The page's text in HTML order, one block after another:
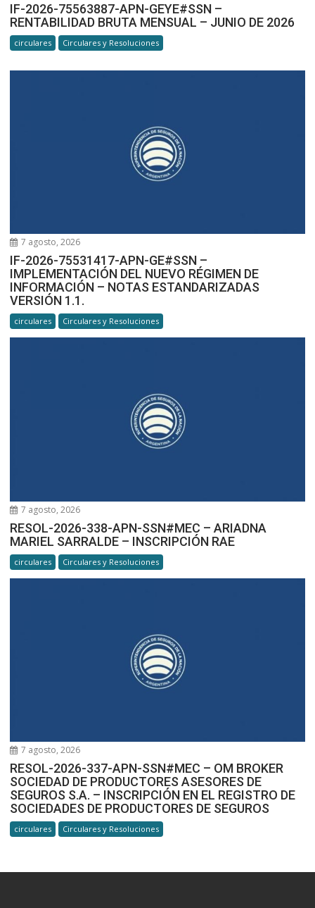
IF-2026-75563887-APN-GEYE#SSN –
RENTABILIDAD BRUTA MENSUAL – JUNIO DE 2026
circulares Circulares y Resoluciones
7 agosto, 2026
IF-2026-75531417-APN-GE#SSN –
IMPLEMENTACIÓN DEL NUEVO RÉGIMEN DE
INFORMACIÓN – NOTAS ESTANDARIZADAS
VERSIÓN 1.1.
circulares Circulares y Resoluciones
7 agosto, 2026
RESOL-2026-338-APN-SSN#MEC – ARIADNA
MARIEL SARRALDE – INSCRIPCIÓN RAE
circulares Circulares y Resoluciones
7 agosto, 2026
RESOL-2026-337-APN-SSN#MEC – OM BROKER
SOCIEDAD DE PRODUCTORES ASESORES DE
SEGUROS S.A. – INSCRIPCIÓN EN EL REGISTRO DE
SOCIEDADES DE PRODUCTORES DE SEGUROS
circulares Circulares y Resoluciones